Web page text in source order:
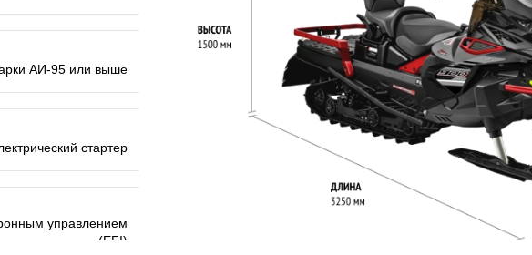
АИ-95 или выше
стартер
управлением
(EFI)